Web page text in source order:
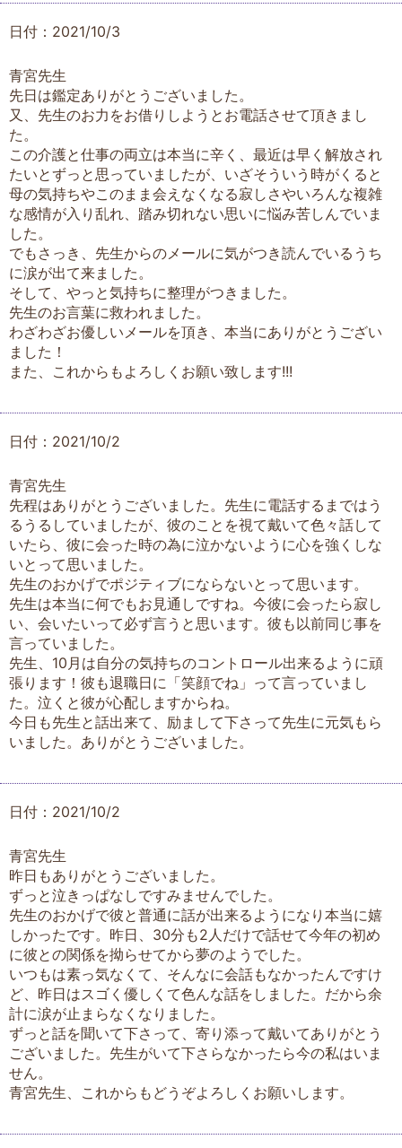
日付：2021/10/3
青宮先生
先日は鑑定ありがとうございました。
又、先生のお力をお借りしようとお電話させて頂きまし
た。
この介護と仕事の両立は本当に辛く、最近は早く解放され
たいとずっと思っていましたが、いざそういう時がくると
母の気持ちやこのまま会えなくなる寂しさやいろんな複雑
な感情が入り乱れ、踏み切れない思いに悩み苦しんでいま
した。
でもさっき、先生からのメールに気がつき読んでいるうち
に涙が出て来ました。
そして、やっと気持ちに整理がつきました。
先生のお言葉に救われました。
わざわざお優しいメールを頂き、本当にありがとうござい
ました！
また、これからもよろしくお願い致します!!!
日付：2021/10/2
青宮先生
先程はありがとうございました。先生に電話するまではう
るうるしていましたが、彼のことを視て戴いて色々話して
いたら、彼に会った時の為に泣かないように心を強くしな
いとって思いました。
先生のおかげでポジティブにならないとって思います。
先生は本当に何でもお見通しですね。今彼に会ったら寂し
い、会いたいって必ず言うと思います。彼も以前同じ事を
言っていました。
先生、10月は自分の気持ちのコントロール出来るように頑
張ります！彼も退職日に「笑顔でね」って言っていまし
た。泣くと彼が心配しますからね。
今日も先生と話出来て、励まして下さって先生に元気もら
いました。ありがとうございました。
日付：2021/10/2
青宮先生
昨日もありがとうございました。
ずっと泣きっぱなしですみませんでした。
先生のおかげで彼と普通に話が出来るようになり本当に嬉
しかったです。昨日、30分も2人だけで話せて今年の初め
に彼との関係を拗らせてから夢のようでした。
いつもは素っ気なくて、そんなに会話もなかったんですけ
ど、昨日はスゴく優しくて色んな話をしました。だから余
計に涙が止まらなくなりました。
ずっと話を聞いて下さって、寄り添って戴いてありがとう
ございました。先生がいて下さらなかったら今の私はいま
せん。
青宮先生、これからもどうぞよろしくお願いします。